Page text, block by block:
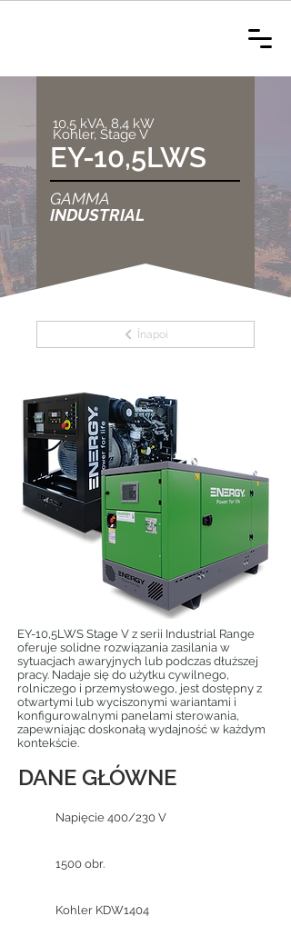
10,5 kVA, 8,4 kW
Kohler, Stage V
EY-10,5LWS
GAMMA
INDUSTRIAL
Înapoi
EY-10,5LWS Stage V z serii Industrial Range
oferuje solidne rozwiązania zasilania w
sytuacjach awaryjnych lub podczas dłuższej
pracy. Nadaje się do użytku cywilnego,
rolniczego i przemysłowego, jest dostępny z
otwartymi lub wyciszonymi wariantami i
konfigurowalnymi panelami sterowania,
zapewniając doskonałą wydajność w każdym
kontekście.
DANE GŁÓWNE
Napięcie 400/230 V
1500 obr.
Kohler KDW1404